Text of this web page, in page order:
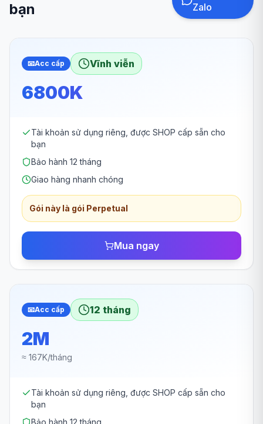
bạn
Zalo
📧Acc cấp Vĩnh viễn
6800K
Tài khoản sử dụng riêng, được SHOP cấp sẵn cho
bạn
Bảo hành 12 tháng
Giao hàng nhanh chóng
Gói này là gói Perpetual
Mua ngay
📧Acc cấp 12 tháng
2M
≈ 167K/tháng
Tài khoản sử dụng riêng, được SHOP cấp sẵn cho
bạn
Bảo hành 12 tháng